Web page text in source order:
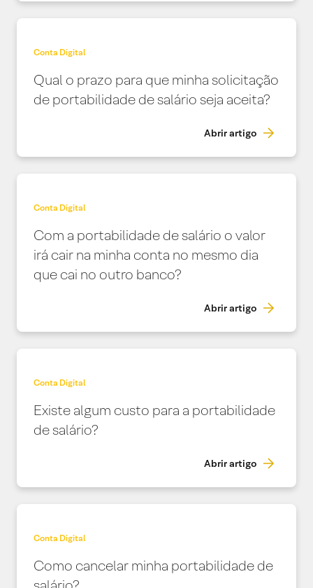
Conta Digital
Qual o prazo para que minha solicitação
de portabilidade de salário seja aceita?
Abrir artigo
Conta Digital
Com a portabilidade de salário o valor
irá cair na minha conta no mesmo dia
que cai no outro banco?
Abrir artigo
Conta Digital
Existe algum custo para a portabilidade
de salário?
Abrir artigo
Conta Digital
Como cancelar minha portabilidade de